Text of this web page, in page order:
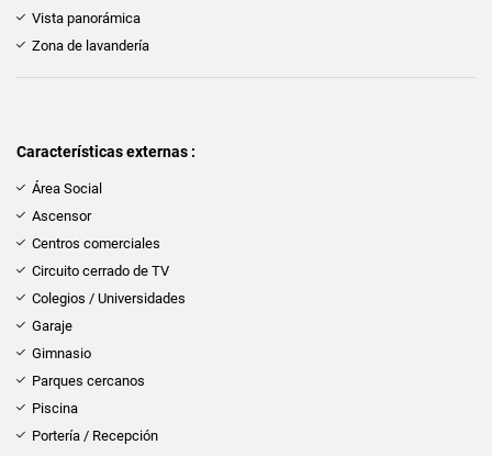
Vista panorámica
Zona de lavandería
Características externas :
Área Social
Ascensor
Centros comerciales
Circuito cerrado de TV
Colegios / Universidades
Garaje
Gimnasio
Parques cercanos
Piscina
Portería / Recepción